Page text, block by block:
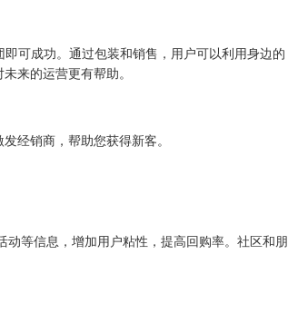
可成功。通过包装和销售，用户可以利用身边的
来的运营更有帮助。
经销商，帮助您获得新客。
动等信息，增加用户粘性，提高回购率。社区和朋